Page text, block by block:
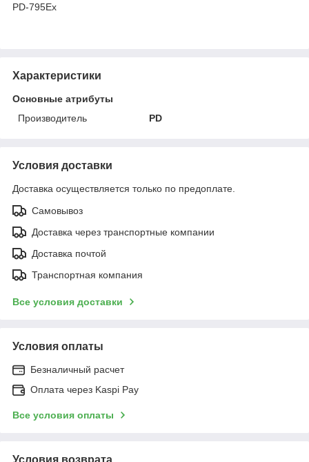
PD-795Ex
Характеристики
Основные атрибуты
Производитель
PD
Условия доставки
Доставка осуществляется только по предоплате.
Самовывоз
Доставка через транспортные компании
Доставка почтой
Транспортная компания
Все условия доставки
Условия оплаты
Безналичный расчет
Оплата через Kaspi Pay
Все условия оплаты
Условия возврата